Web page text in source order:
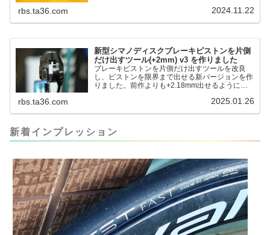
だと。。。▶「ブレーキピストンを戻すツール」
るのかというと、出ているピス...
rbs.ta36.com 2024.11.22
新型シマノディスクブレーキピストンを片側
だけ出すツール(+2mm) v3 を作りました
ブレーキピストンを片側だけ出すツールを改良
し、ピストンを限界まで出せる新バージョンを作
りました。前作よりも+2.18mm出せるようにな
って、オイル漏れするまで試しました。最も安全
ましたが、ギリギリまで攻めてますのでピストン
内部の汚れをさらに掃除できると思います。前作
rbs.ta36.com 2025.01.26
新着インプレッション